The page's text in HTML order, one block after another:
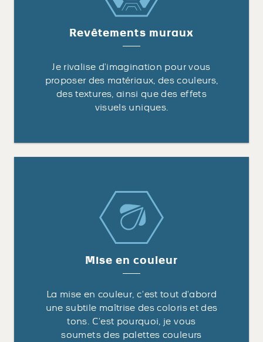
Revêtements muraux
Je rivalise d’imagination pour vous
proposer des matériaux, des couleurs,
des textures, ainsi que des effets
visuels uniques.
Mise en couleur
La mise en couleur, c’est tout d’abord
une subtile maîtrise des coloris et des
tons. C’est pourquoi, je vous
soumets des palettes couleurs